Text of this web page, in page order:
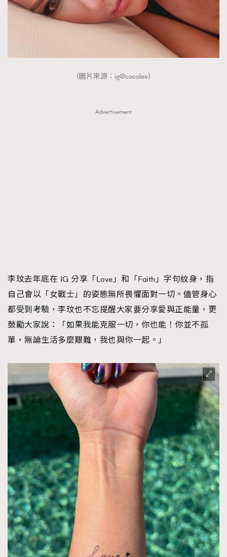
（圖片來源：ig@cocolee）
Advertisement
李玟去年底在 IG 分享「Love」和「Faith」字句紋身，指
自己會以「女戰士」的姿態無所畏懼面對一切。儘管身心
都受到考驗，李玟也不忘提醒大家要分享愛與正能量，更
鼓勵大家說：「如果我能克服一切，你也能！你並不孤
單，無論生活多麼艱難，我也與你一起。」